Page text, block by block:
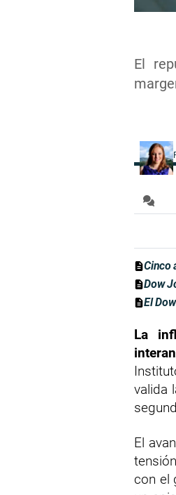
El
Cinco
Dow
El
La
valida
El
con el